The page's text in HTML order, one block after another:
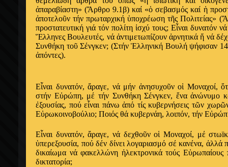
ἀπαραβίαστη» (Ἄρθρο 9.1β) καί «ὁ σεβασμός καί ἡ
ἀποτελοῦν τήν πρωταρχική ὑποχρέωση τῆς Πολιτείας»
προστατευτική γιά τόν πολίτη ἰσχύ τους; Εἶναι δυνατόν
Ἕλληνες Βουλευτές, νά ἀντιμετωπίζουν ἀρνητικά ἤ νά
Συνθήκη τοῦ Σένγκεν; (Στήν Ἑλληνική Βουλή ψήφισαν
ἀπόντες).
Εἶναι δυνατόν, ἄραγε, νά μήν ἀνησυχοῦν οἱ Μοναχοί,
στήν Εὐρώπη, μέ τήν Συνθήκη Σένγκεν, ἕνα ἀνώνυμο
ἐξουσίας, πού εἶναι πάνω ἀπό τίς κυβερνήσεις τῶν
Εὐρωκοινοβούλιο; Ποιός θά κυβερνάη, λοιπόν, τήν
Εἶναι δυνατόν, ἄραγε, νά δεχθοῦν οἱ Μοναχοί, μέ
ὑπερεξουσία, πού δέν δίνει λογαριασμό σέ κανένα, ἀλλά
δικαίωμα νά φακελλώνη ἠλεκτρονικά τούς Εὐρωπαίους
δικτατορία;